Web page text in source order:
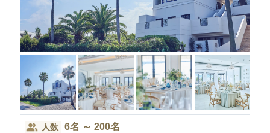
人数 6名 ～ 200名